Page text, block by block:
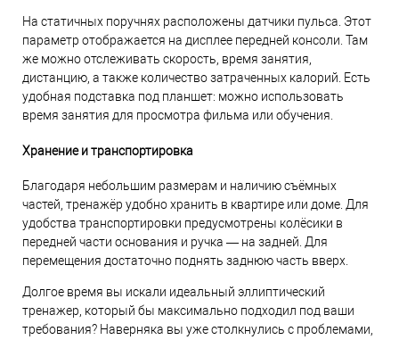
На статичных поручнях расположены датчики пульса. Этот
параметр отображается на дисплее передней консоли. Там
же можно отслеживать скорость, время занятия,
дистанцию, а также количество затраченных калорий. Есть
удобная подставка под планшет: можно использовать
время занятия для просмотра фильма или обучения.
Хранение и транспортировка
Благодаря небольшим размерам и наличию съёмных
частей, тренажёр удобно хранить в квартире или доме. Для
удобства транспортировки предусмотрены колёсики в
передней части основания и ручка — на задней. Для
перемещения достаточно поднять заднюю часть вверх.
Долгое время вы искали идеальный эллиптический
тренажер, который бы максимально подходил под ваши
требования? Наверняка вы уже столкнулись с проблемами,